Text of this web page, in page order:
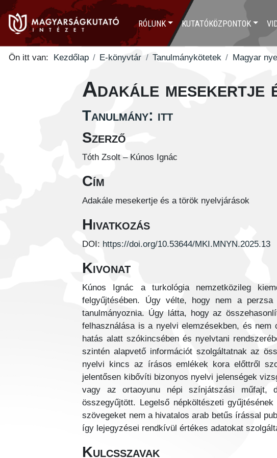
RÓLUNK KUTATÓKÖZPONTOK
Ön itt van:
Kezdőlap E-könyvtár Tanulmánykötetek Magyar
Adakále
Tanulmány: itt
Szerző
Tóth Zsolt – Kúnos Ignác
Cím
Adakále mesekertje és a török nyelvjárások
Hivatkozás
DOI: https://doi.org/10.53644/MKI.MNYN.2025.13
Kivonat
Kúnos Ignác a turkológia nemzetközileg
felgyűjtésében. Úgy vélte, hogy nem a
tanulmányoznia. Úgy látta, hogy az
felhasználása is a nyelvi elemzésekben, és
hatás alatt szókincsében és nyelvtani
szintén alapvető információt szolgáltatnak az
nyelvi kincs az írásos emlékek kora előttről
jelentősen kibővíti bizonyos nyelvi jelenségek
vagy az ortaoyunu népi színjátszási műfajt,
összegyűjtött. Legelső népköltészeti
szövegeket nem a hivatalos arab betűs írással
így lejegyzései rendkívül értékes adatokat
Kulcsszavak